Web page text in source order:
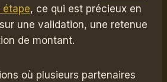
étape, ce qui est précieux en
une validation, une retenue
de montant.
où plusieurs partenaires